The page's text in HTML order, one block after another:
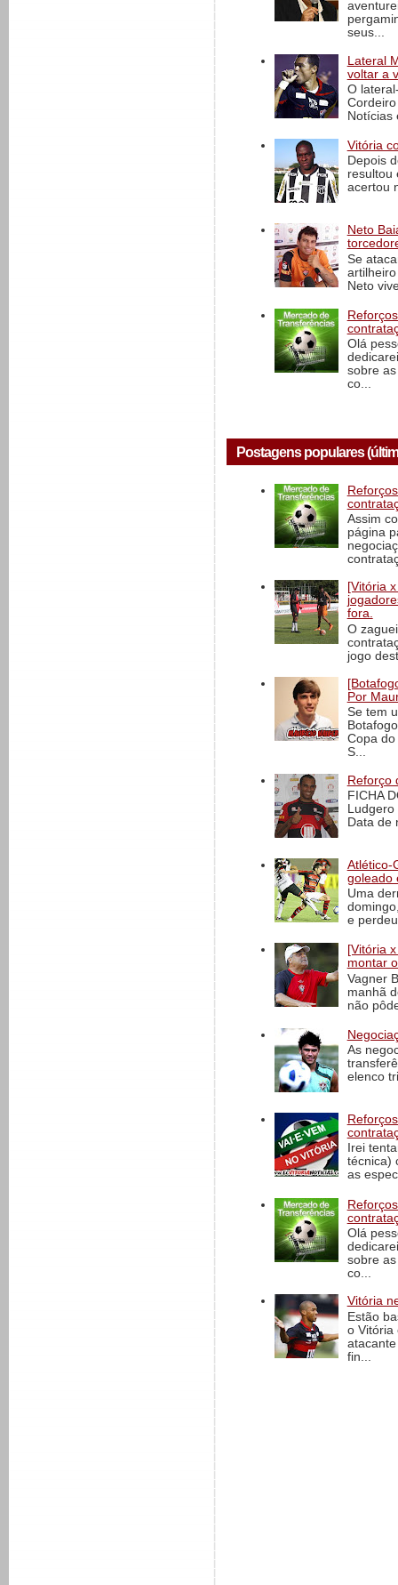
seus...
Lateral
voltar a
O
Notícias
Vitória
Depois
resultou
acertou
Neto
Se
Neto
Olá
sobre
co...
Postagens populares
Assim
página
[Vitória
fora.
O
jogo
Por
Se tem
Copa
S...
Reforço
FICHA
Data de
Atlético-
goleado
Uma
e
[Vitória
montar
Vagner
manhã
não
As
elenco
Irei
técnica)
as
Olá
sobre
co...
Vitória
Estão
o Vitória
fin...